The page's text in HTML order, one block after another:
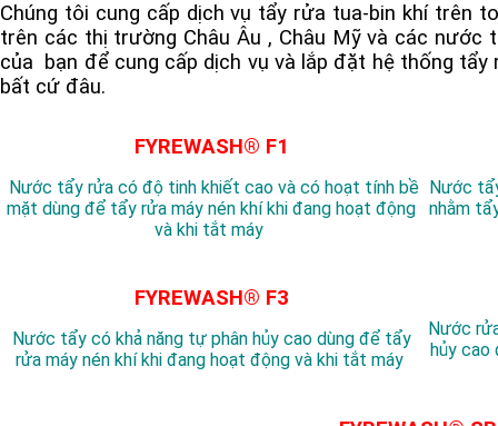
Chúng tôi cung cấp dịch vụ tẩy rửa tua-bin khí trên
trên các thị trường Châu Âu , Châu Mỹ và các nước
của bạn để cung cấp dịch vụ và lắp đặt hệ thống
bất cứ đâu.
FYREWASH® F1
Nước tẩy rửa có độ tinh khiết cao và có hoạt tính bề
mặt dùng để tẩy rửa máy nén khí khi đang hoạt động
và khi tắt máy
Nước
nhằm
FYREWASH® F3
Nước tẩy có khả năng tự phân hủy cao dùng để tẩy
rửa máy nén khí khi đang hoạt động và khi tắt máy
Nước
hủy cao